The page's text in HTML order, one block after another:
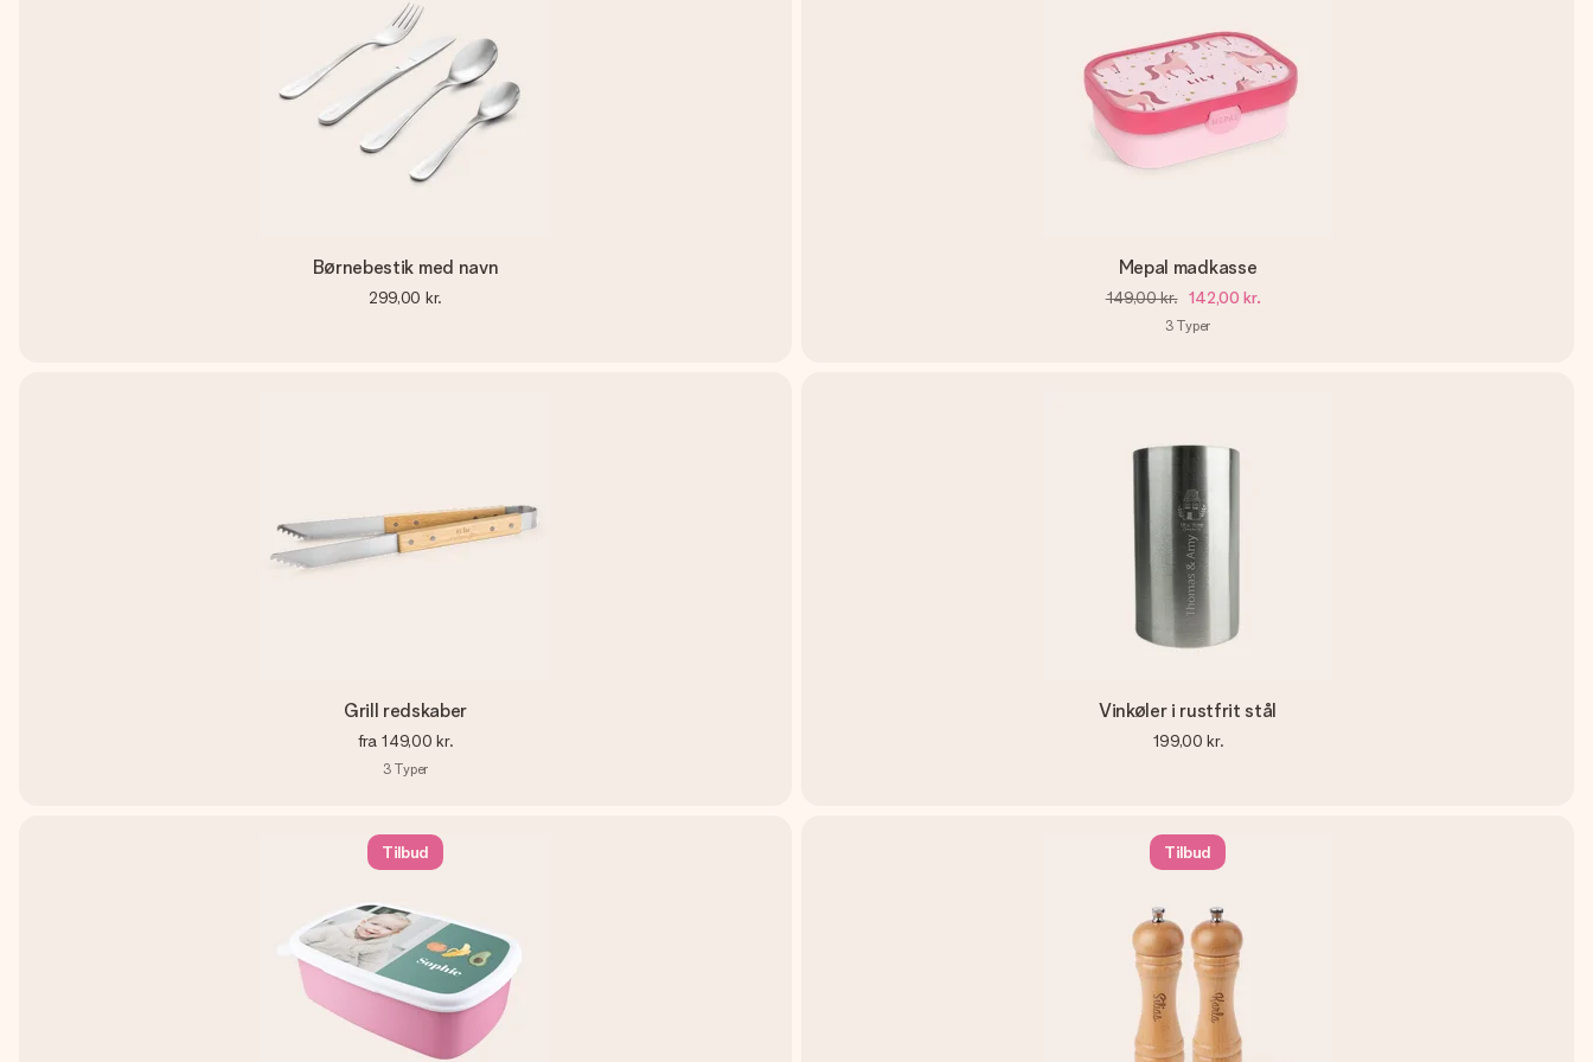
Børnebestik med navn
299,00 kr.
Mepal madkasse
149,00 kr. 142,00 kr.
3 Typer
Grill redskaber
fra 149,00 kr.
3 Typer
Vinkøler i rustfrit stål
199,00 kr.
Tilbud Tilbud